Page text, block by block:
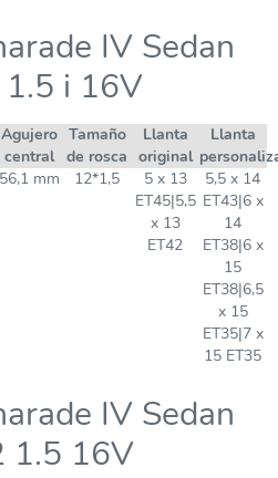
IV Sedan
i 16V
Agujero
central
Tamaño
de rosca
Llanta
original
Llanta
56,1 mm 12*1,5
5 x 13
ET45|5,5
x 13
ET42
5,5 x 14
ET43|6 x
14
ET38|6 x
15
ET38|6,5
x 15
ET35|7 x
15 ET35
IV Sedan
1.5 16V